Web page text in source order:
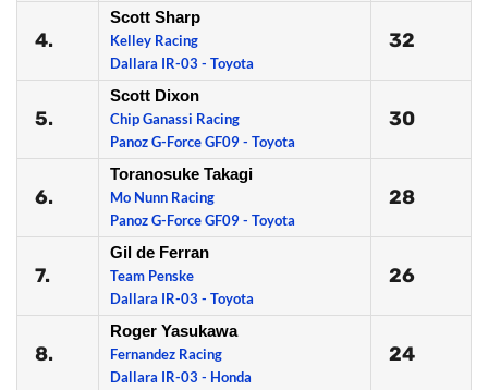
4.
Scott Sharp
Kelley Racing
Dallara IR-03 - Toyota
32
5.
Scott Dixon
Chip Ganassi Racing
Panoz G-Force GF09 - Toyota
30
6.
Toranosuke Takagi
Mo Nunn Racing
Panoz G-Force GF09 - Toyota
28
7.
Gil de Ferran
Team Penske
Dallara IR-03 - Toyota
26
8.
Roger Yasukawa
Fernandez Racing
Dallara IR-03 - Honda
24